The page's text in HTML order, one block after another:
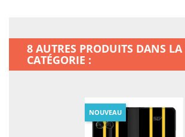
8 AUTRES PRODUITS DANS
CATÉGORIE :
NOUVEAU